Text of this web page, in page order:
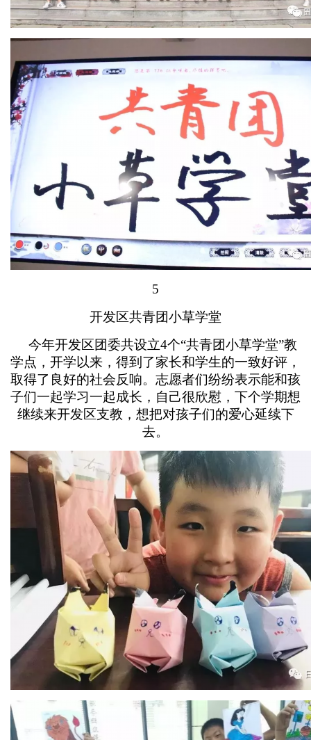
5
开发区共青团小草学堂
今年开发区团委共设立4个“共青团小草学堂”教
学点，开学以来，得到了家长和学生的一致好评，
取得了良好的社会反响。志愿者们纷纷表示能和孩
子们一起学习一起成长，自己很欣慰，下个学期想
继续来开发区支教，想把对孩子们的爱心延续下
去。